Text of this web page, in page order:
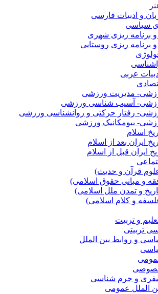
و ادبیات فارسی
سیاسی
و برنامه ریزی شهری
و برنامه ریزی روستایی
عربی
مدیریت ورزشی
آسیب شناسی ورزشی
رفتار حرکتی و روانشناسی ورزشی
بیومکانیک ورزشی
اسلام
ایران بعد از اسلام
ایران قبل از اسلام
قرآن و حدیث)
و مبانی حقوق اسلامی)
و تمدن ملل اسلامی)
و کلام اسلامی)
و تربیت
تربیتی
و روابط بین الملل
و جرم شناسی
الملل عمومی